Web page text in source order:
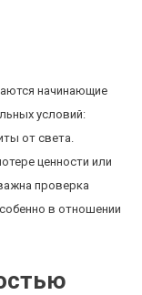
начинающие
условий:
от света.
ценности или
проверка
в отношении